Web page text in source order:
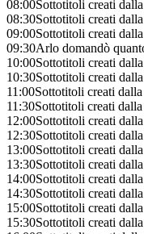
08:00Sottotitoli creati
08:30Sottotitoli creati
09:00Sottotitoli creati
09:30Arlo domandò
10:00Sottotitoli creati
10:30Sottotitoli creati
11:00Sottotitoli creati
11:30Sottotitoli creati
12:00Sottotitoli creati
12:30Sottotitoli creati
13:00Sottotitoli creati
13:30Sottotitoli creati
14:00Sottotitoli creati
14:30Sottotitoli creati
15:00Sottotitoli creati
15:30Sottotitoli creati